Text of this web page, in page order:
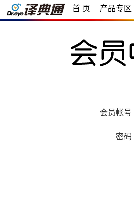
首 页 | 产品专区
会员帐号
密码